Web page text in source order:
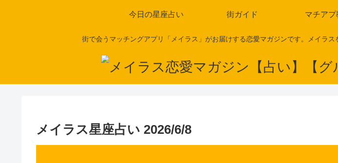
街で会うマッチングアプリ「メイラス」がお届けする恋愛マガジンです。メイラ
今日の星座占い 街ガイド マチアプ
メイラス星座占い 2026/6/8